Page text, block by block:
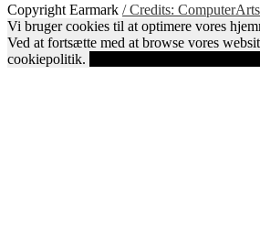
Copyright Earmark / Credits:
Vi bruger cookies til at optimere vores
Ved at fortsætte med at browse vores
cookiepolitik.